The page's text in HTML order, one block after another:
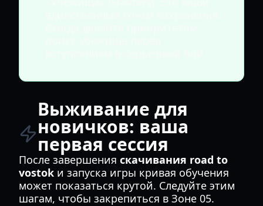
Выживание для
новичков: ваша
первая сессия
После завершения скачивания road to
vostok и запуска игры кривая обучения
может показаться крутой. Следуйте этим
шагам, чтобы закрепиться в Зоне 05.